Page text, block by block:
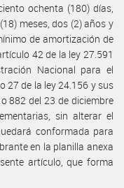
ochenta (180) días,
meses, dos (2) años y
de amortización de
42 de la ley 27.591
Nacional para el
27 de la ley 24.156 y sus
882 del 23 de diciembre
sin alterar el
conformada para
en la planilla anexa
artículo, que forma